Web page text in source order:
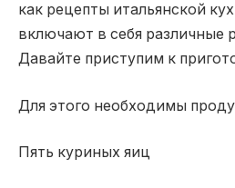
как рецепты итальянской
включают в себя различные
Давайте приступим к
Для этого необходимы
Пять куриных яиц